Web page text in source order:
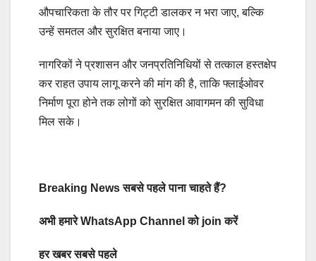
औपचारिकता के तौर पर गिट्टी डालकर न भरा जाए, बल्कि
उन्हें समतल और सुरक्षित बनाया जाए।
नागरिकों ने प्रशासन और जनप्रतिनिधियों से तत्काल हस्तक्षेप
कर राहत उपाय लागू करने की मांग की है, ताकि फ्लाईओवर
निर्माण पूरा होने तक लोगों को सुरक्षित आवागमन की सुविधा
मिल सके।
Breaking News सबसे पहले पाना चाहते हैं?
अभी हमारे WhatsApp Channel को join करें
हर खबर सबसे पहले